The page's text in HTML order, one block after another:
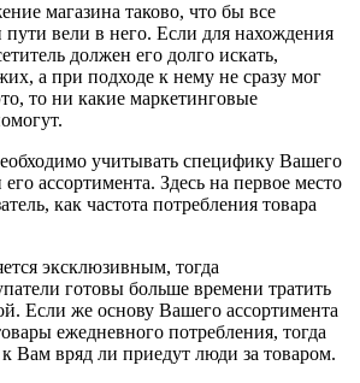
магазина таково, что бы все
вели в него. Если для нахождения
должен его долго искать,
а при подходе к нему не сразу мог
то ни какие маркетинговые
учитывать специфику Вашего
ассортимента. Здесь на первое место
как частота потребления товара
эксклюзивным, тогда
готовы больше времени тратить
Если же основу Вашего ассортимента
ежедневного потребления, тогда
к Вам вряд ли приедут люди за товаром.